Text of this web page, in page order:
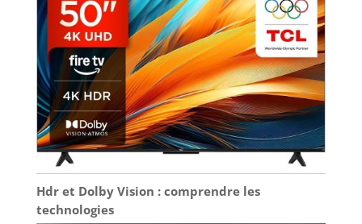
Hdr et Dolby Vision : comprendre les
technologies